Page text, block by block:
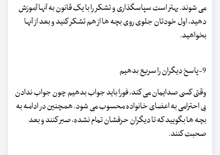
می شوند. بهتر است سپاسگذاری و تشکر را با یک قانون به آنها آموزش
دهید، اول خودتان جلوی روی بچه ها از هم تشکر کنید و بعد از آنها
بخواهید.
9-پاسخ دیگران را سریع بدهیم
وقتی کسی صدایمان می کند، فورا باید جواب بدهیم چون جواب ندادن
بی احترامی به اعضای خانواده محسوب می شود. همچنین در ادامه به
بچه ها بگویید که تا دیگران حرفشان تمام نشده، صبر کنند و بعد
صحبت کنند.